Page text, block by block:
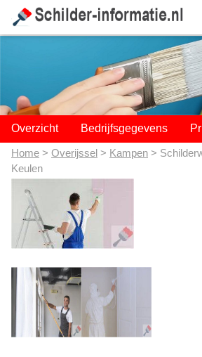
Overzicht Bedrijfsgegevens
Home > Overijssel > Kampen >
Keulen